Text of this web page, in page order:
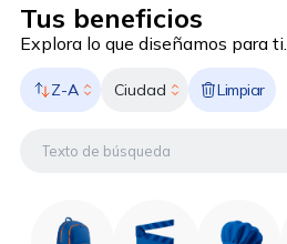
Tus beneficios
Explora lo que diseñamos para ti.
Z-A Ciudad Limpiar